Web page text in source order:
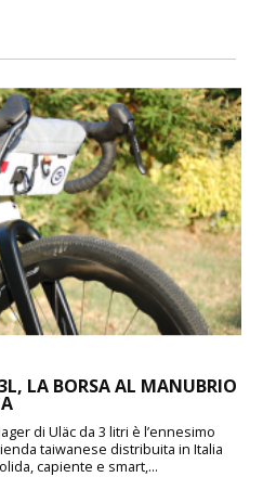
LA BORSA AL MANUBRIO
di Uläc da 3 litri è l’ennesimo
taiwanese distribuita in Italia
capiente e smart,...